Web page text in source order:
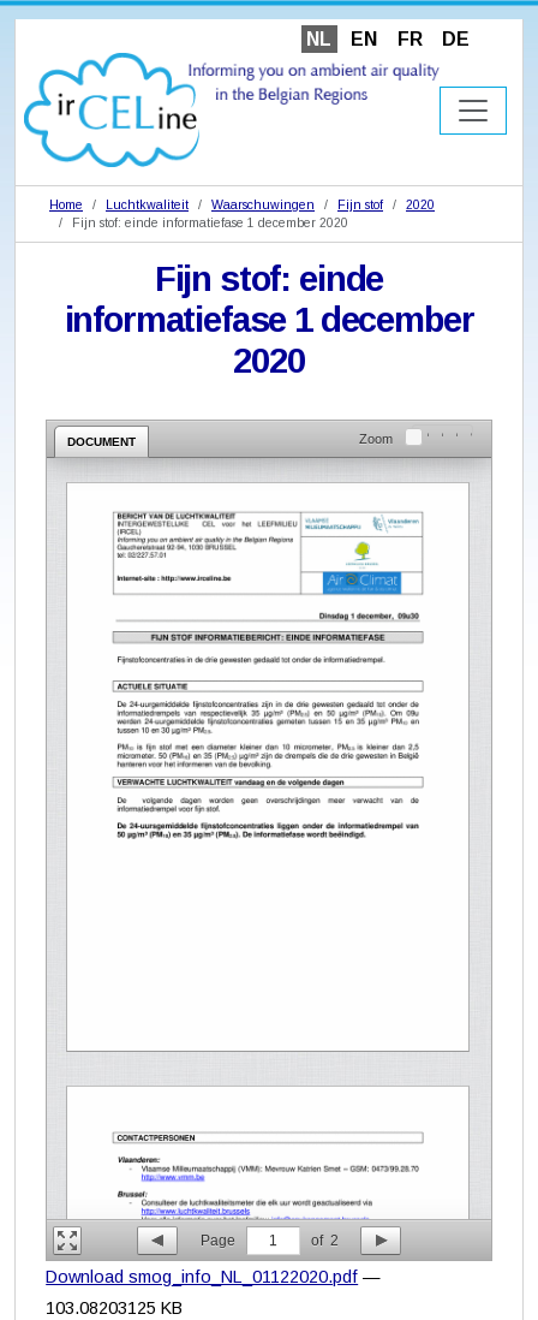
NL EN FR DE
Home Luchtkwaliteit Waarschuwingen Fijn stof
2020
Fijn stof: einde informatiefase 1 december 2020
Fijn stof: einde
informatiefase 1 december
2020
DOCUMENT Zoom
Page 1 of 2
Download smog_info_NL_01122020.pdf —
103.08203125 KB